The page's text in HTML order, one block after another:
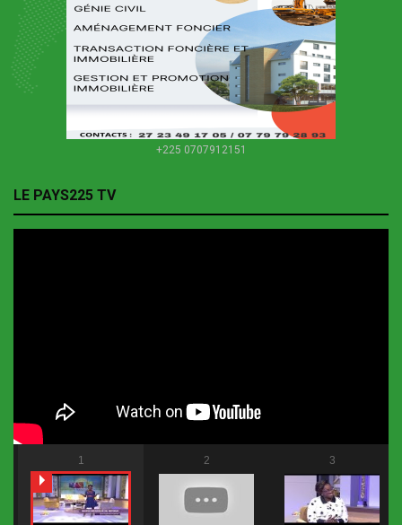
+225 0707912151
LE PAYS225 TV
1 2 3